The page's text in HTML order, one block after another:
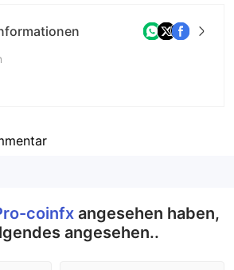
coinfx angesehen haben,
angesehen..